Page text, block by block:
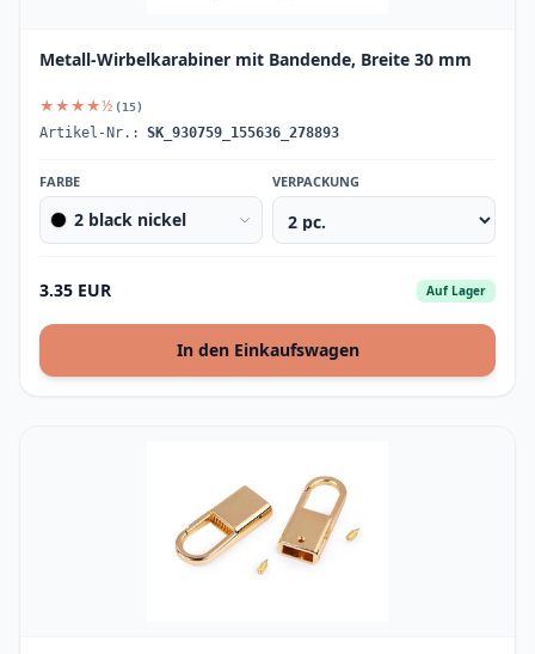
Metall-Wirbelkarabiner mit Bandende, Breite 30 mm
★★★★½ (15)
Artikel-Nr.: SK_930759_155636_278893
FARBE
2 black nickel
VERPACKUNG
3.35 EUR Auf Lager
In den Einkaufswagen